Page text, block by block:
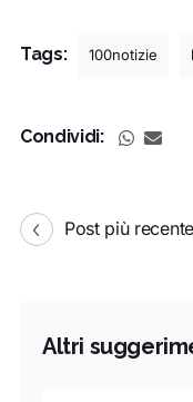
Tags: 100notizie
Condividi:
Post più recente
Altri